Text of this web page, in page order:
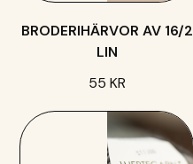
BRODERIHÄRVOR AV 16/2
LIN
55 KR